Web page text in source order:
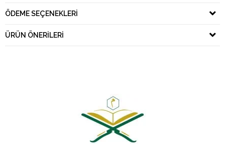
ÖDEME SEÇENEKLERI
ÜRÜN ÖNERILERI